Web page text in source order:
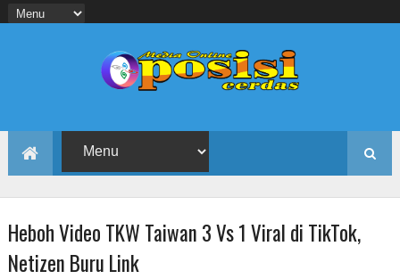
Heboh Video TKW Taiwan 3 Vs 1 Viral di TikTok,
Netizen Buru Link